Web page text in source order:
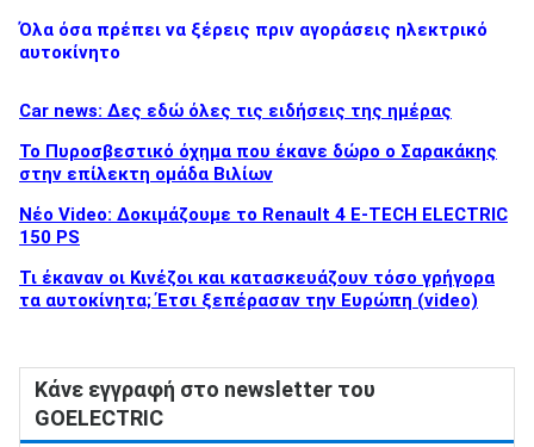
Όλα όσα πρέπει να ξέρεις πριν αγοράσεις ηλεκτρικό
αυτοκίνητο
Car news: Δες εδώ όλες τις ειδήσεις της ημέρας
Το Πυροσβεστικό όχημα που έκανε δώρο ο Σαρακάκης
στην επίλεκτη ομάδα Βιλίων
Νέο Video: Δοκιμάζουμε το Renault 4 E-TECH ELECTRIC
150 PS
Τι έκαναν οι Κινέζοι και κατασκευάζουν τόσο γρήγορα
τα αυτοκίνητα; Έτσι ξεπέρασαν την Ευρώπη (video)
Κάνε εγγραφή στο newsletter του
GOELECTRIC